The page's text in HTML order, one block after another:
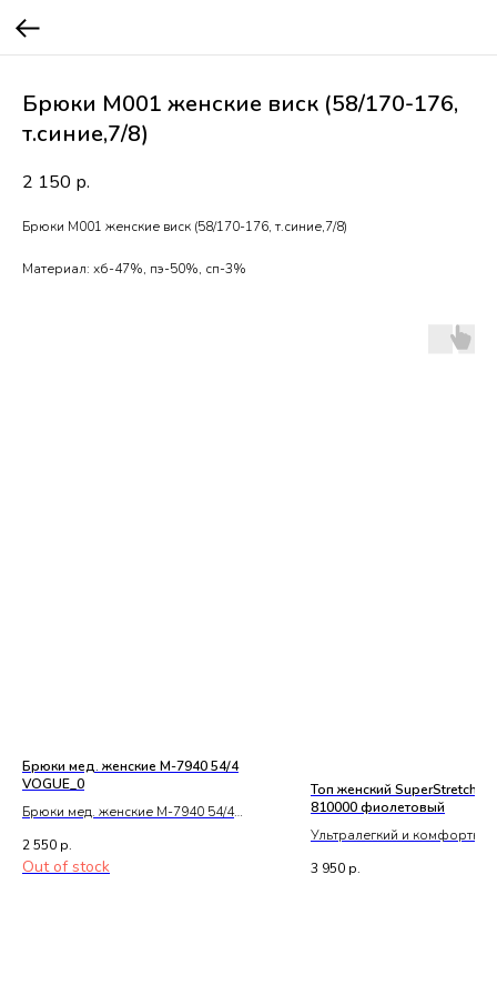
Брюки М001 женские виск (58/170-176,
т.синие,7/8)
2 150 р.
Брюки М001 женские виск (58/170-176, т.синие,7/8)
Материал: хб-47%, пэ-50%, сп-3%
Брюки мед. женские М-7940 54/4
VOGUE_0
Брюки мед. женские М-7940 54/4
2 550 р.
Out of stock
Топ женский SuperStretch
810000 фиолетовый
Ультралегкий и
3 950 р.